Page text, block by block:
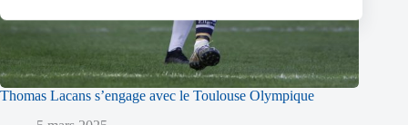
Thomas Lacans s’engage avec le Toulouse Olympique